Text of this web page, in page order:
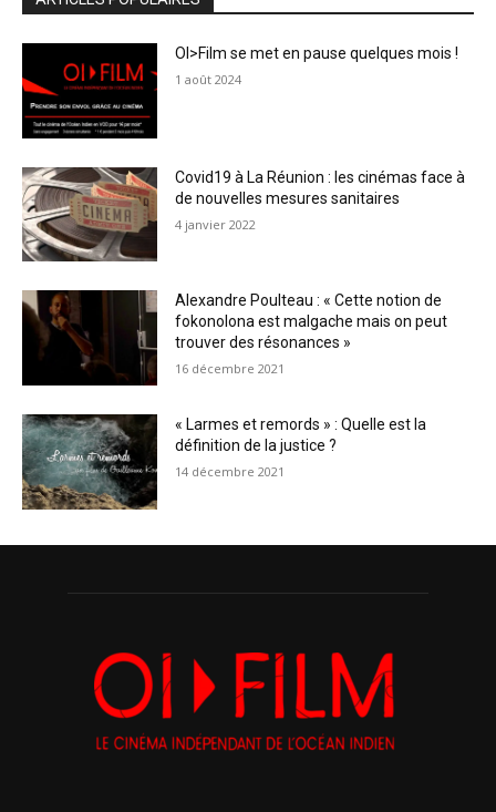
OI>Film se met en pause quelques mois !
1 août 2024
Covid19 à La Réunion : les cinémas face à
de nouvelles mesures sanitaires
4 janvier 2022
Alexandre Poulteau : « Cette notion de
fokonolona est malgache mais on peut
trouver des résonances »
16 décembre 2021
« Larmes et remords » : Quelle est la
définition de la justice ?
14 décembre 2021